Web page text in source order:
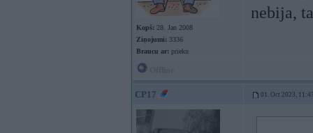
Kopš: 28. Jan 2008
Ziņojumi: 3336
Braucu ar: prieku
nebija,
CP17 01. Oct 2023,